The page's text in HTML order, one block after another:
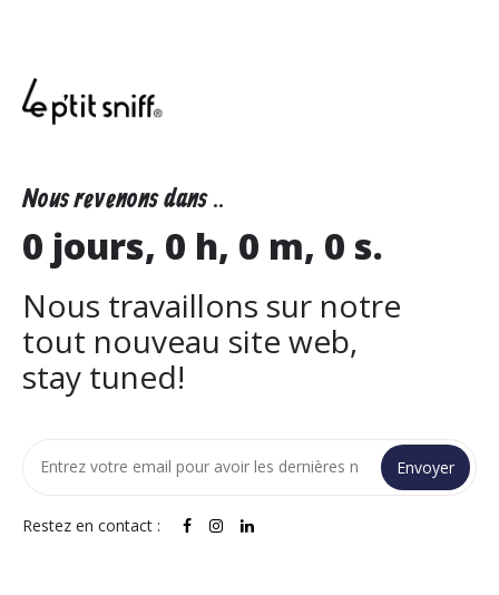
Nous revenons dans ..
0 jours, 0 h, 0 m, 0 s.
Nous travaillons sur notre
tout nouveau site web,
stay tuned!
Envoyer
Restez en contact :